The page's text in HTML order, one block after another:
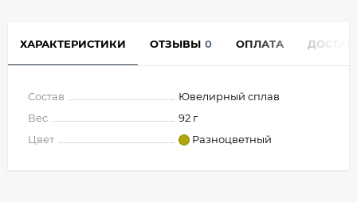
ХАРАКТЕРИСТИКИ ОТЗЫВЫ 0 ОПЛАТА
Состав
Ювелирный сплав
Вес
92 г
Цвет
Разноцветный